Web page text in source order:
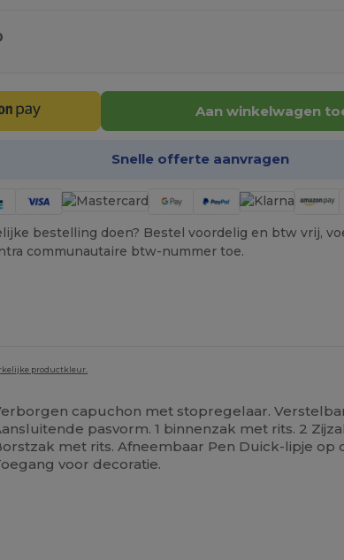
Aan winkelwagen
Snelle offerte aanvragen
bestelling doen? Bestel voordelig en btw vrij,
communautaire btw-nummer toe.
productkleur.
capuchon met stopregelaar.
pasvorm. 1 binnenzak met rits. 2
met rits. Afneembaar Pen Duick-lipje op
voor decoratie.